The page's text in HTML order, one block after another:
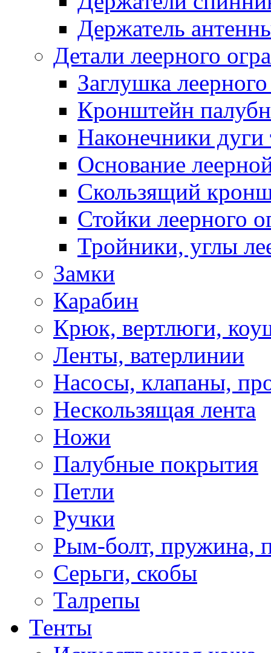
Держатель
Детали леерного
Заглушка
Кронштейн
Наконечники дуги
Основание
Скользящий
Стойки леерного
Тройники, углы
Замки
Карабин
Крюк, вертлюги,
Ленты, ватерлинии
Насосы, клапаны,
Нескользящая лента
Ножи
Палубные покрытия
Петли
Ручки
Рым-болт, пружина,
Серьги, скобы
Талрепы
Тенты